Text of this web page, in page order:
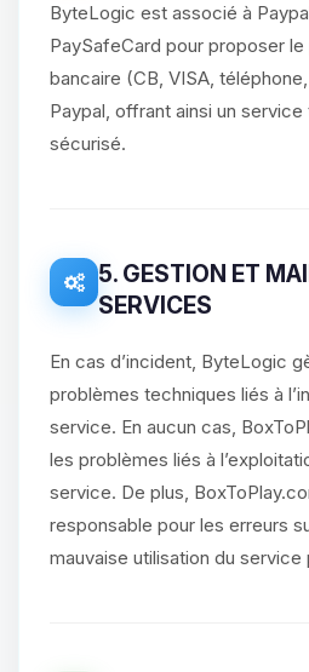
ByteLogic est associé à
PaySafeCard pour proposer
bancaire (CB, VISA,
Paypal, offrant ainsi un
sécurisé.
5. GESTION ET
SERVICES
En cas d’incident, ByteLogic
problèmes techniques liés à
service. En aucun cas,
les problèmes liés à
service. De plus,
responsable pour les erreurs
mauvaise utilisation du service